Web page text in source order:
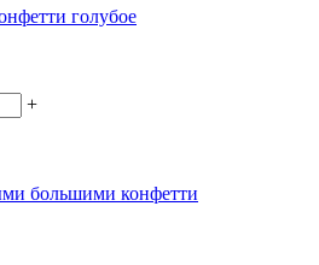
голубое
+
большими конфетти